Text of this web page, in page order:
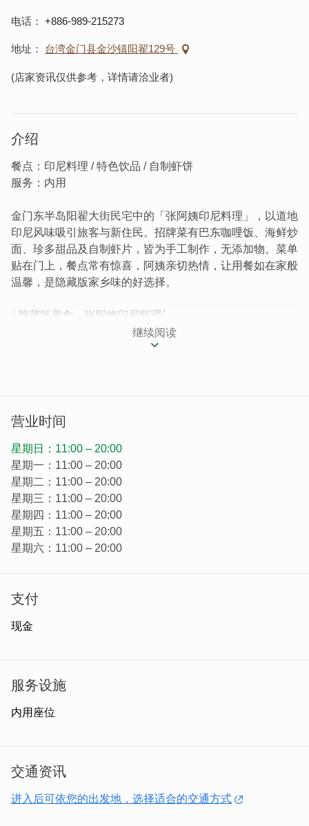
电话 +886-989-215273
地址 台湾金门县金沙镇阳翟129号
(店家资讯仅供参考，详情请洽业者)
介绍
餐点：印尼料理 / 特色饮品 / 自制虾饼
服务：内用
金门东半岛阳翟大街民宅中的「张阿姨印尼料理」，以道地
印尼风味吸引旅客与新住民。招牌菜有巴东咖哩饭、海鲜炒
面、珍多甜品及自制虾片，皆为手工制作，无添加物。菜单
贴在门上，餐点常有惊喜，阿姨亲切热情，让用餐如在家般
温馨，是隐藏版家乡味的好选择。
│隐藏版美食，张阿姨印尼料理│
好康道相报，以印尼道地美味让客人吃完念念不忘的「张阿
姨面店」位於金门东半岛，阳翟大街後方民宅区。凭着餐点
继续阅读
营业时间
星期日：11:00 – 20:00
星期一：11:00 – 20:00
星期二：11:00 – 20:00
星期三：11:00 – 20:00
星期四：11:00 – 20:00
星期五：11:00 – 20:00
星期六：11:00 – 20:00
支付
现金
服务设施
内用座位
交通资讯
进入后可依您的出发地，选择适合的交通方式